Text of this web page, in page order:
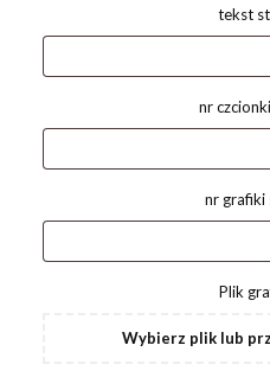
tekst
nr
nr grafiki
Plik
Wybierz plik lub